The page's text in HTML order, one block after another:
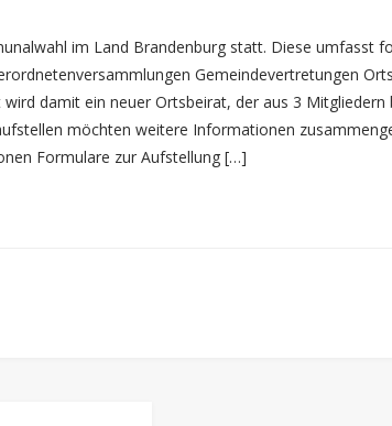
im Land Brandenburg statt. Diese umfasst
Gemeindevertretungen
damit ein neuer Ortsbeirat, der aus 3 Mitgliedern
möchten weitere Informationen
Formulare zur Aufstellung […]